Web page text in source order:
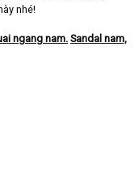
nhé!
ngang nam. Sandal nam,